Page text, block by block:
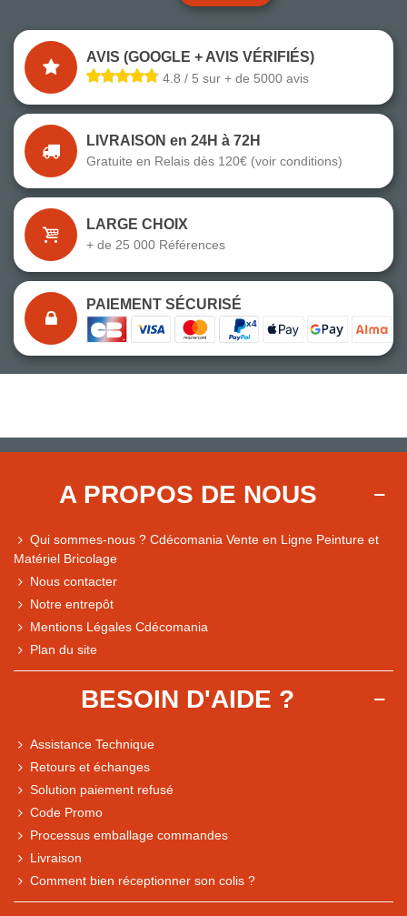
Comparaison des performances du magasin
AVIS (GOOGLE + AVIS VÉRIFIÉS)
4.8 / 5 sur + de 5000 avis
LIVRAISON en 24H à 72H
Gratuite en Relais dès 120€ (voir conditions)
LARGE CHOIX
+ de 25 000 Références
PAIEMENT SÉCURISÉ
A PROPOS DE NOUS
Qui sommes-nous ? Cdécomania Vente en Ligne Peinture et
Matériel Bricolage
Nous contacter
Notre entrepôt
Mentions Légales Cdécomania
Plan du site
BESOIN D'AIDE ?
Assistance Technique
Retours et échanges
Solution paiement refusé
Code Promo
Processus emballage commandes
Livraison
Comment bien réceptionner son colis ?